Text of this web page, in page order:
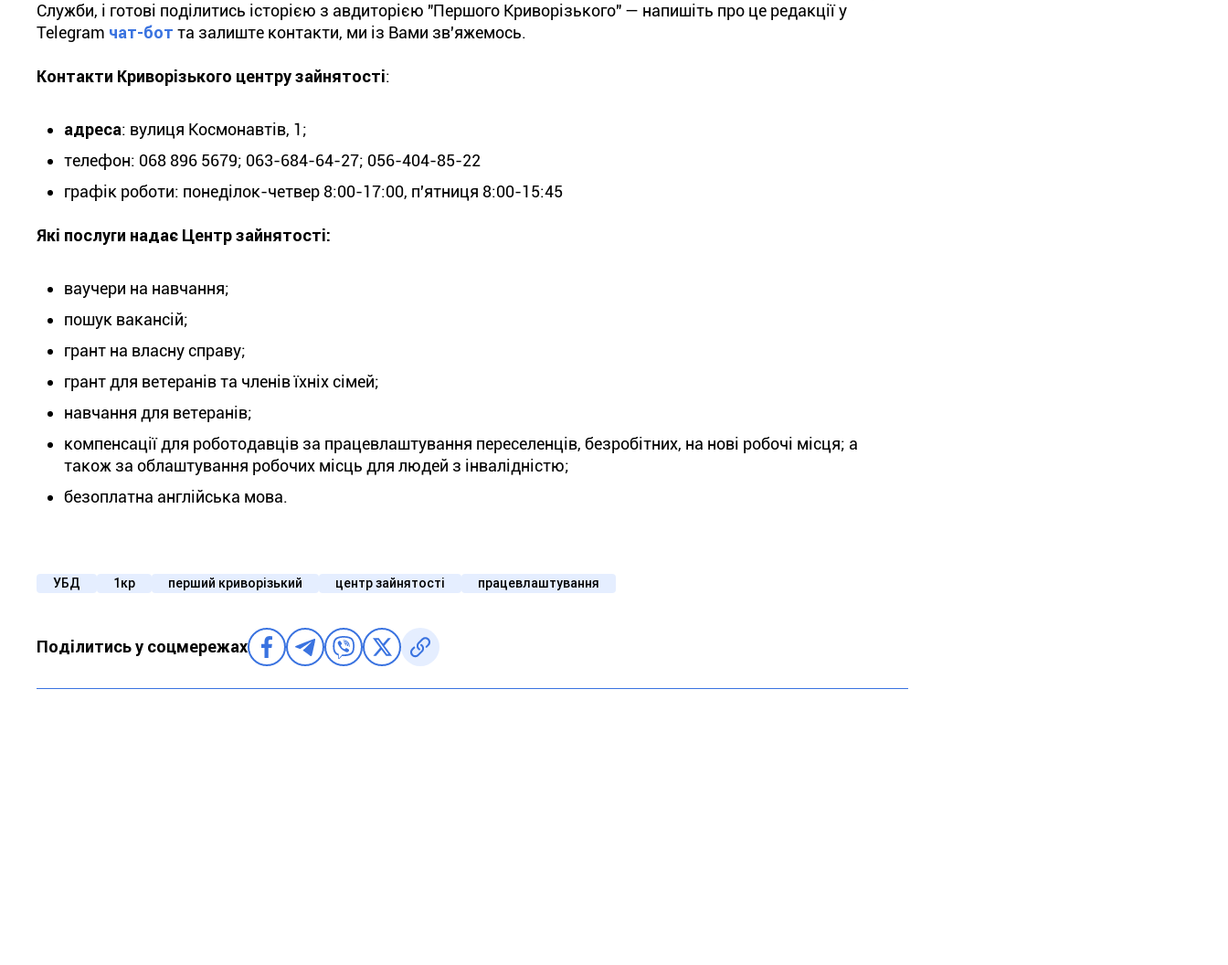
Служби, і готові поділитись історією з авдиторією "Першого Криворізького" — напишіть про це редакції у
Telegram чат-бот та залиште контакти, ми із Вами зв'яжемось.
Контакти Криворізького центру зайнятості:
адреса: вулиця Космонавтів, 1;
телефон: 068 896 5679; 063-684-64-27; 056-404-85-22
графік роботи: понеділок-четвер 8:00-17:00, п'ятниця 8:00-15:45
Які послуги надає Центр зайнятості:
ваучери на навчання;
пошук вакансій;
грант на власну справу;
грант для ветеранів та членів їхніх сімей;
навчання для ветеранів;
компенсації для роботодавців за працевлаштування переселенців, безробітних, на нові робочі місця; а
також за облаштування робочих місць для людей з інвалідністю;
безоплатна англійська мова.
УБД 1кр перший криворізький центр зайнятості працевлаштування
Поділитись у соцмережах